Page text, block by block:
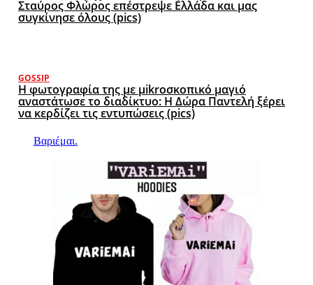
Σταύρος Φλώρος επέστρεψε Ελλάδα και μας
συγκίνησε όλους (pics)
GOSSIP
Η φωτογραφία της με μikroσκοπικό μαγιό
αναστάτωσε το διαδίκτυο: Η Δώρα Παντελή ξέρει
να κερδίζει τις εντυπώσεις (pics)
Βαριέμαι.